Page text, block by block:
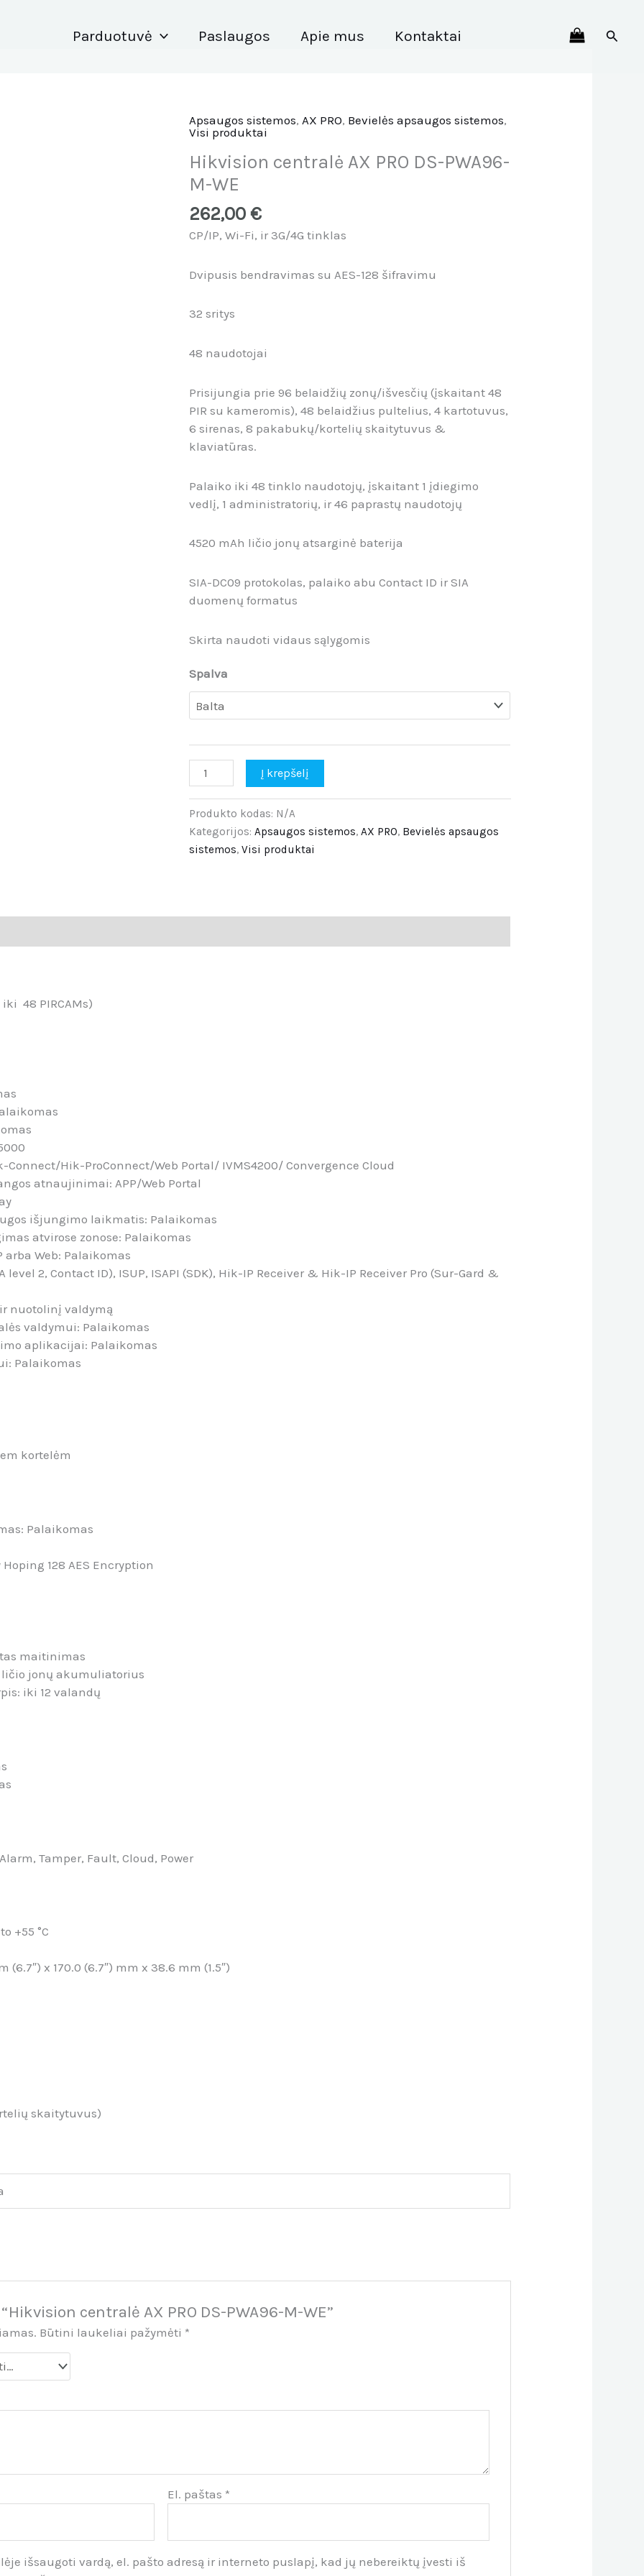
Parduotuvė Paslaugos Apie mus Kontaktai
Apsaugos sistemos, AX PRO, Bevielės apsaugos sistemos,
Visi produktai
Hikvision centralė AX PRO DS-PWA96-
M-WE
262,00 €
CP/IP, Wi-Fi, ir 3G/4G tinklas
Dvipusis bendravimas su AES-128 šifravimu
32 sritys
48 naudotojai
Prisijungia prie 96 belaidžių zonų/išvesčių (įskaitant 48
PIR su kameromis), 48 belaidžius pultelius, 4 kartotuvus,
6 sirenas, 8 pakabukų/kortelių skaitytuvus &
klaviatūras.
Palaiko iki 48 tinklo naudotojų, įskaitant 1 įdiegimo
vedlį, 1 administratorių, ir 46 paprastų naudotojų
4520 mAh ličio jonų atsarginė baterija
SIA-DC09 protokolas, palaiko abu Contact ID ir SIA
duomenų formatus
Skirta naudoti vidaus sąlygomis
Spalva
produkto
kiekis:
Hikvision
centralė
AX
PRO
DS-
WE
Į krepšelį
Produkto kodas: N/A
Kategorijos: Apsaugos sistemos, AX PRO, Bevielės apsaugos
sistemos, Visi produktai
48 PIRCAMs)
Connect/Hik-ProConnect/Web Portal/ IVMS4200/ Convergence Cloud
atnaujinimai:APP/Web Portal
išjungimo laikmatis: Palaikomas
atvirose zonose: Palaikomas
Web: Palaikomas
level 2, Contact ID), ISUP, ISAPI (SDK), Hik-IP Receiver & Hik-IP Receiver Pro (Sur-Gard &
nuotolinį valdymą
valdymui: Palaikomas
aplikacijai: Palaikomas
Palaikomas
kortelėm
Palaikomas
128 AES Encryption
maitinimas
ličio jonų akumuliatorius
iki 12 valandų
Tamper, Fault, Cloud, Power
+55 °C
(6.7″) x 170.0 (6.7″) mm x 38.6 mm (1.5″)
skaitytuvus)
centralė AX PRO DS-PWA96-M-WE”
Būtini laukeliai pažymėti *
El. paštas *
išsaugoti vardą, el. pašto adresą ir interneto puslapį, kad jų nebereiktų įvesti iš